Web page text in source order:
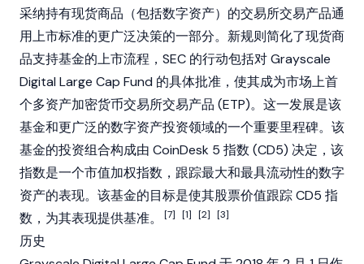
采纳持有现货商品（包括数字资产）的交易所交易产品通
用上市标准的更广泛决策的一部分。新规则简化了现货商
品支持基金的上市流程，SEC 的行动包括对Grayscale
Digital Large Cap Fund 的具体批准，使其成为市场上首
个多资产加密货币交易所交易产品 (ETP)。这一发展是该
基金和更广泛的数字资产投资领域的一个重要里程碑。该
基金的投资组合构成由 CoinDesk 5 指数 (CD5) 决定，该
指数是一个市值加权指数，跟踪最大和最具流动性的数字
资产的表现。该基金的目标是使其股票价值跟踪 CD5 指
数，为其表现提供基准。
[7] [1] [2] [3]
历史